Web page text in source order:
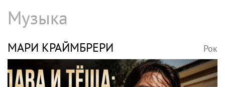
Музыка
МАРИ КРАЙМБРЕРИ Рок